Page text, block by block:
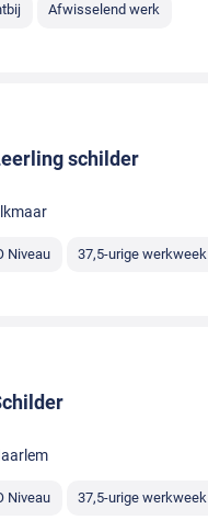
Afwisselend werk
schilder
Niveau 37,5-urige werkweek
Niveau 37,5-urige werkweek